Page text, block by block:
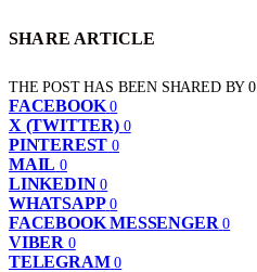
SHARE ARTICLE
THE POST HAS BEEN SHARED BY0
FACEBOOK 0
X (TWITTER) 0
PINTEREST 0
MAIL 0
LINKEDIN 0
WHATSAPP 0
FACEBOOK MESSENGER 0
VIBER 0
TELEGRAM 0